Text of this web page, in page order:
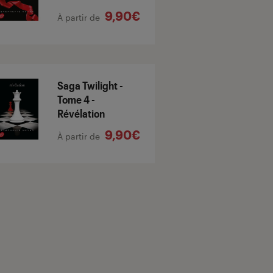
À partir de 9,90€
Saga Twilight -
Tome 4 -
Révélation
À partir de 9,90€